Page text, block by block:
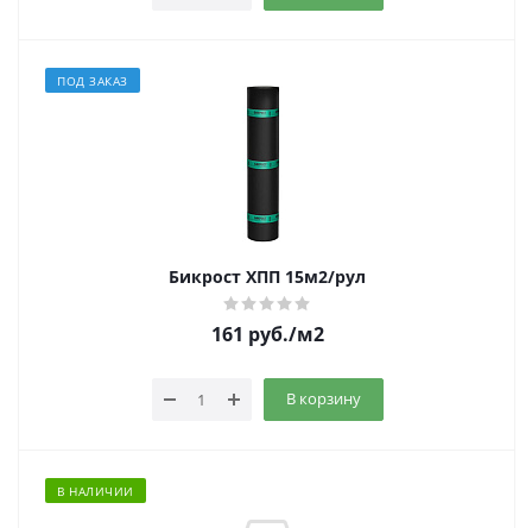
ПОД ЗАКАЗ
Бикрост ХПП 15м2/рул
161 руб./м2
В корзину
В НАЛИЧИИ